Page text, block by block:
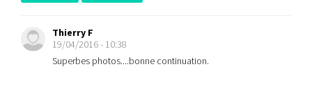
Thierry F
19/04/2016 - 10:38
Superbes photos....bonne continuation.